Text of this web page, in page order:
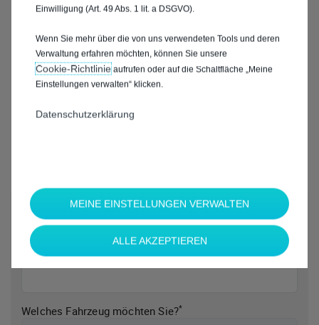
Welche Marke möchten Sie?*
Welches Fahrzeug möchten Sie?*
Einwilligung (Art. 49 Abs. 1 lit. a DSGVO).
Wenn Sie mehr über die von uns verwendeten Tools und deren
Verwaltung erfahren möchten, können Sie unsere
Cookie‑Richtlinieaufrufen oder auf die Schaltfläche „Meine
Einstellungen verwalten“ klicken.
Datenschutzerklärung
MEINE EINSTELLUNGEN VERWALTEN
ALLE AKZEPTIEREN